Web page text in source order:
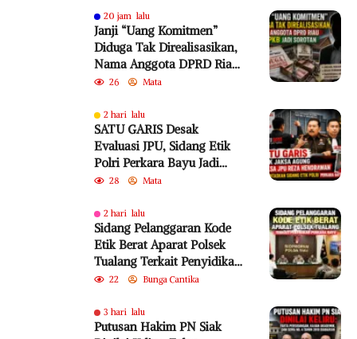
20 jam lalu
Janji “Uang Komitmen”
Diduga Tak Direalisasikan,
Nama Anggota DPRD Riau
dari PKB Jadi Sorotan
26 Mata
2 hari lalu
SATU GARIS Desak
Evaluasi JPU, Sidang Etik
Polri Perkara Bayu Jadi
Sorotan
28 Mata
2 hari lalu
Sidang Pelanggaran Kode
Etik Berat Aparat Polsek
Tualang Terkait Penyidikan
Perkara Bayu
22 Bunga Cantika
3 hari lalu
Putusan Hakim PN Siak